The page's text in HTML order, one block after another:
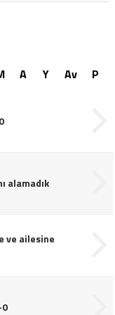
A Y Av P
alamadık
ve ailesine